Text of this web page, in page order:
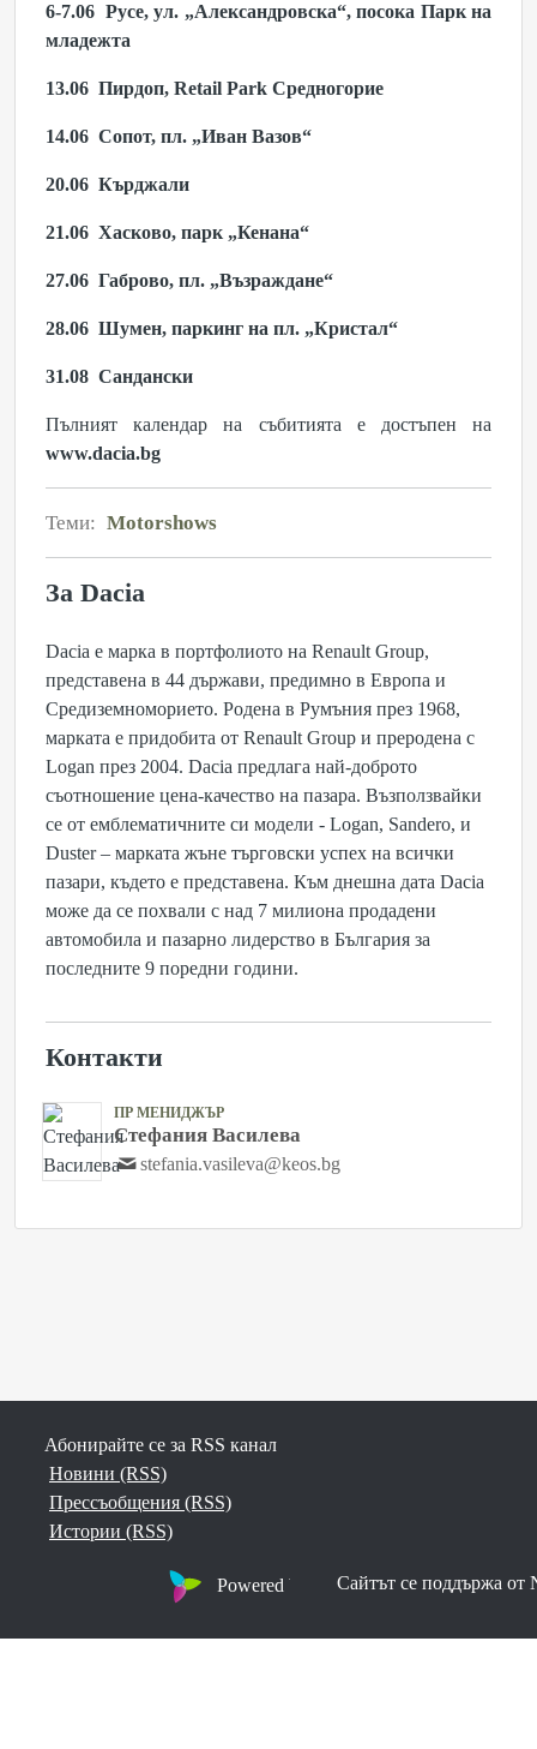
6-7.06 Русе, ул. „Александровска“, посока Паркна
младежта
13.06 Пирдоп, Retail Park Средногорие
14.06 Сопот, пл. „Иван Вазов“
20.06 Кърджали
21.06 Хасково, парк „Кенана“
27.06 Габрово, пл. „Възраждане“
28.06 Шумен, паркинг на пл. „Кристал“
31.08 Сандански
Пълният календар на събитията е достъпен на
www.dacia.bg
Теми: Motorshows
За Dacia
Dacia е марка в портфолиото на Renault Group,
представена в 44 държави, предимно в Европа и
Средиземноморието. Родена в Румъния през 1968,
марката е придобита от Renault Group и преродена с
Logan през 2004. Dacia предлага най-доброто
съотношение цена-качество на пазара. Възползвайки
се от емблематичните си модели - Logan, Sandero, и
Duster – марката жъне търговски успех на всички
пазари, където е представена. Към днешна дата Dacia
може да се похвали с над 7 милиона продадени
автомобила и пазарно лидерство в България за
последните 9 поредни години.
Контакти
ПР МЕНИДЖЪР
Стефания Василева
stefania.vasileva@keos.bg
Новини (RSS)
Прессъобщения (RSS)
Истории (RSS)
Powered by Notified